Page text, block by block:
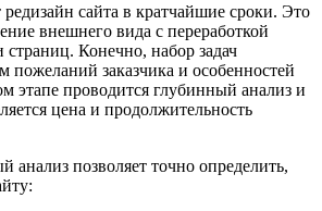
сайта в кратчайшие сроки. Это
внешнего вида с переработкой
страниц. Конечно, набор задач
пожеланий заказчика и особенностей
этапе проводится глубинный анализ и
цена и продолжительность
анализ позволяет точно определить,